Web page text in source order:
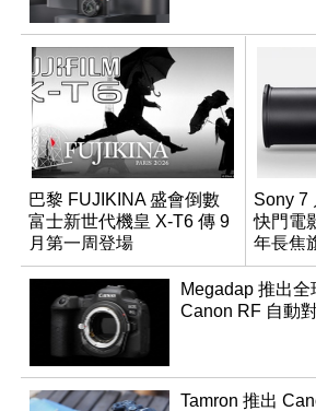
巴黎 FUJIKINA 盛會倒數
富士新世代機皇 X-T6 傳 9
月第一周登場
Sony 7
快門電
年長焦
登場
Megadap 推出
Canon RF 自動
Tamron 推出